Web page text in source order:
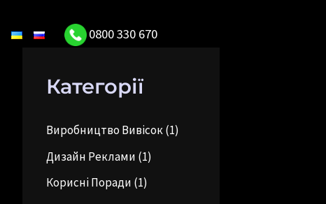
0800 330 670
Категорії
Виробництво Вивісок(1)
Дизайн Реклами (1)
Корисні Поради (1)